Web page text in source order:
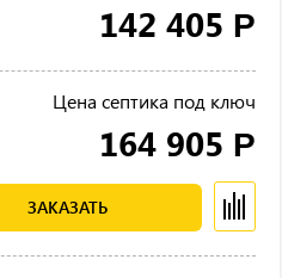
142 405 Р
Цена септика под ключ
164 905 Р
ЗАКАЗАТЬ